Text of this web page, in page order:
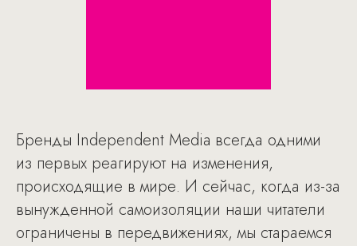
Бренды Independent Media всегда одними
из первых реагируют на изменения,
происходящие в мире. И сейчас, когда из-за
вынужденной самоизоляции наши читатели
ограничены в передвижениях, мы стараемся